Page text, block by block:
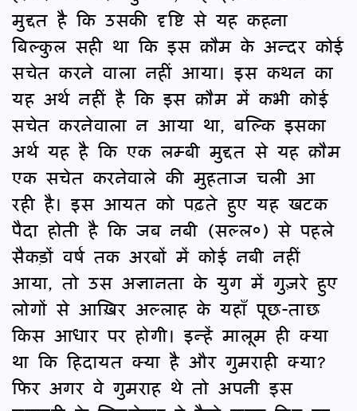
मुद्दत है कि उसकी दृष्टि से यह कहना
बिल्कुल सही था कि इस क़ौम के अन्दर कोई
सचेत करने वाला नहीं आया। इस कथन का
यह अर्थ नहीं है कि इस क़ौम में कभी कोई
सचेत करनेवाला न आया था, बल्कि इसका
अर्थ यह है कि एक लम्बी मुद्दत से यह क़ौम
एक सचेत करनेवाले की मुहताज चली आ
रही है। इस आयत को पढ़ते हुए यह खटक
पैदा होती है कि जब नबी (सल्ल०) से पहले
सैकड़ों वर्ष तक अरबों में कोई नबी नहीं
आया, तो उस अज्ञानता के युग में गुज़रे हुए
लोगों से आख़िर अल्लाह के यहाँ पूछ-ताछ
किस आधार पर होगी। इन्हें मालूम ही क्या
था कि हिदायत क्या है और गुमराही क्या?
फिर अगर वे गुमराह थे तो अपनी इस